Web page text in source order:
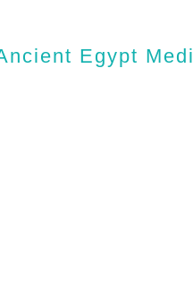
Egypt